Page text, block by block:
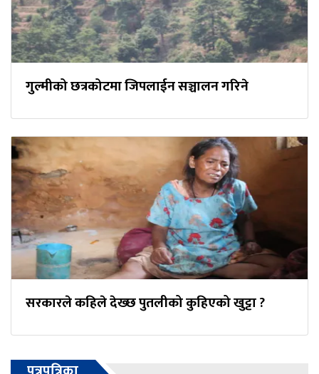
गुल्मीको छत्रकोटमा जिपलाईन सञ्चालन गरिने
सरकारले कहिले देख्छ पुतलीको कुहिएको खुट्टा ?